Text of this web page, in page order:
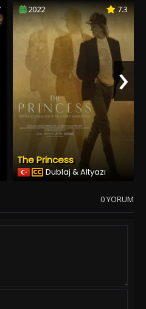
2022 7.3
The Princess
Dublaj & Altyazı
›
0 YORUM